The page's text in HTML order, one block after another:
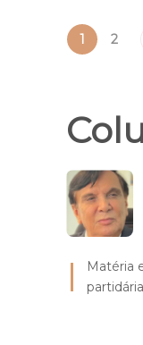
1 2
Matéria